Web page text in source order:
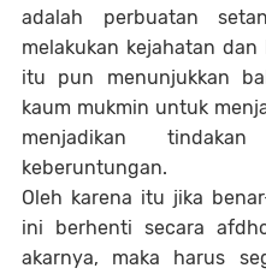
adalah perbuatan
melakukan kejahatan
itu pun menunjukkan
kaum mukmin untuk
menjadikan
keberuntungan.
Oleh karena itu jika
ini berhenti secara
akarnya, maka harus